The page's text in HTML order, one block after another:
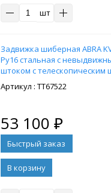
шт
Задвижка шиберная ABRA
Ру16 стальная с
штоком с телескопическим
1050-1750 мм, на штурвал,
управление штурвал
: ТТ67522
53 100 ₽
В корзину